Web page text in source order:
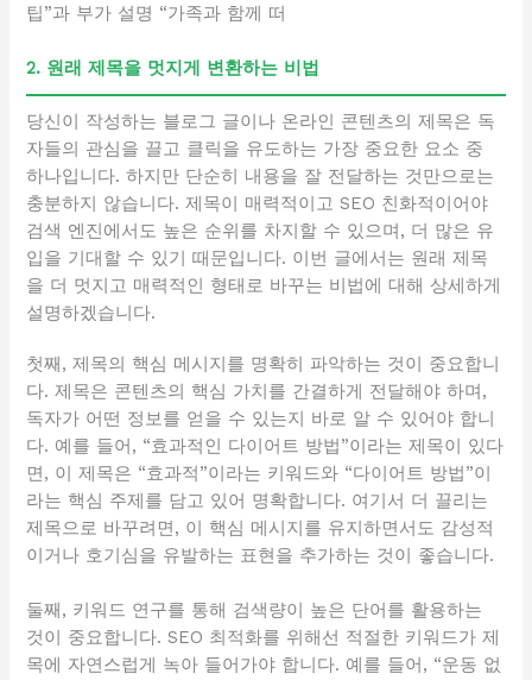
팁”과 부가 설명 “가족과 함께 떠
2. 원래 제목을 멋지게 변환하는 비법
당신이 작성하는 블로그 글이나 온라인 콘텐츠의 제목은 독
자들의 관심을 끌고 클릭을 유도하는 가장 중요한 요소 중
하나입니다. 하지만 단순히 내용을 잘 전달하는 것만으로는
충분하지 않습니다. 제목이 매력적이고 SEO 친화적이어야
검색 엔진에서도 높은 순위를 차지할 수 있으며, 더 많은 유
입을 기대할 수 있기 때문입니다. 이번 글에서는 원래 제목
을 더 멋지고 매력적인 형태로 바꾸는 비법에 대해 상세하게
설명하겠습니다.
첫째, 제목의 핵심 메시지를 명확히 파악하는 것이 중요합니
다. 제목은 콘텐츠의 핵심 가치를 간결하게 전달해야 하며,
독자가 어떤 정보를 얻을 수 있는지 바로 알 수 있어야 합니
다. 예를 들어, “효과적인 다이어트 방법”이라는 제목이 있다
면, 이 제목은 “효과적”이라는 키워드와 “다이어트 방법”이
라는 핵심 주제를 담고 있어 명확합니다. 여기서 더 끌리는
제목으로 바꾸려면, 이 핵심 메시지를 유지하면서도 감성적
이거나 호기심을 유발하는 표현을 추가하는 것이 좋습니다.
둘째, 키워드 연구를 통해 검색량이 높은 단어를 활용하는
것이 중요합니다. SEO 최적화를 위해선 적절한 키워드가 제
목에 자연스럽게 녹아 들어가야 합니다. 예를 들어, “운동 없